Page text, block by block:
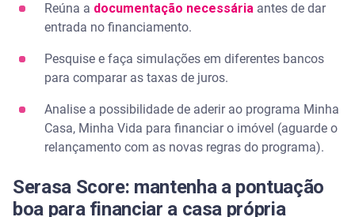
Reúna a documentação necessária antes de dar
entrada no financiamento.
Pesquise e faça simulações em diferentes bancos
para comparar as taxas de juros.
Analise a possibilidade de aderir ao programa Minha
Casa, Minha Vida para financiar o imóvel (aguarde o
relançamento com as novas regras do programa).
Serasa Score: mantenha a pontuação
boa para financiar a casa própria